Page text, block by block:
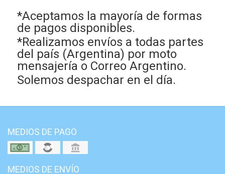
*Aceptamos la mayoría de formas
de pagos disponibles.
*Realizamos envíos a todas partes
del país (Argentina) por moto
mensajería o Correo Argentino.
Solemos despachar en el día.
MEDIOS DE PAGO
MEDIOS DE ENVÍO